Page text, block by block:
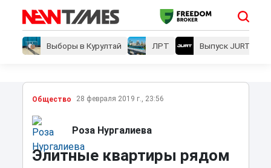
Выборы в Курултай ЛРТ Выпуск JURT
Общество 28 февраля 2019 г., 23:56
Роза Нургалиева
Элитные квартиры рядом